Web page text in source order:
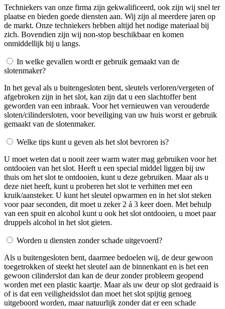
Techniekers van onze firma zijn gekwalificeerd, ook zijn wij snel ter
plaatse en bieden goede diensten aan. Wij zijn al meerdere jaren op
de markt. Onze techniekers hebben altijd het nodige materiaal bij
zich. Bovendien zijn wij non-stop beschikbaar en komen
onmiddellijk bij u langs.
In welke gevallen wordt er gebruik gemaakt van de
slotenmaker?
In het geval als u buitengesloten bent, sleutels verloren/vergeten of
afgebroken zijn in het slot, kan zijn dat u een slachtoffer bent
geworden van een inbraak. Voor het vernieuwen van verouderde
sloten/cilindersloten, voor beveiliging van uw huis worst er gebruik
gemaakt van de slotenmaker.
Welke tips kunt u geven als het slot bevroren is?
U moet weten dat u nooit zeer warm water mag gebruiken voor het
ontdooien van het slot. Heeft u een special middel liggen bij uw
thuis om het slot te ontdooien, kunt u deze gebruiken. Maar als u
deze niet heeft, kunt u proberen het slot te verhitten met een
kruik/aansteker. U kunt het sleutel opwarmen en in het slot steken
voor paar seconden, dit moet u zeker 2 á 3 keer doen. Met behulp
van een spuit en alcohol kunt u ook het slot ontdooien, u moet paar
druppels alcohol in het slot gieten.
Worden u diensten zonder schade uitgevoerd?
Als u buitengesloten bent, daarmee bedoelen wij, de deur gewoon
toegetrokken of steekt het sleutel aan de binnenkant en is het een
gewoon cilinderslot dan kan de deur zonder probleem geopend
worden met een plastic kaartje. Maar als uw deur op slot gedraaid is
of is dat een veiligheidsslot dan moet het slot spijtig genoeg
uitgeboord worden, maar natuurlijk zonder dat er een schade